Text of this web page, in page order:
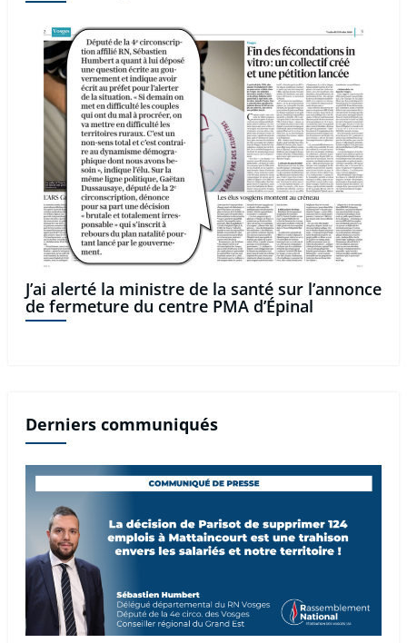
J’ai alerté la ministre de la santé sur l’annonce
de fermeture du centre PMA d’Épinal
Derniers communiqués